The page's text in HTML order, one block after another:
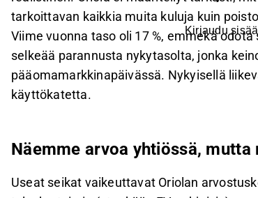
tarkoittavan kaikkia muita kuluja kuin
Viime vuonna taso oli 17 %, emmekä
selkeää parannusta nykytasolta, jonka
pääomamarkkinapäivässä. Nykyisellä
käyttökatetta.
Näemme arvoa yhtiössä,
Useat seikat vaikeuttavat Oriolan
Kirjaudu